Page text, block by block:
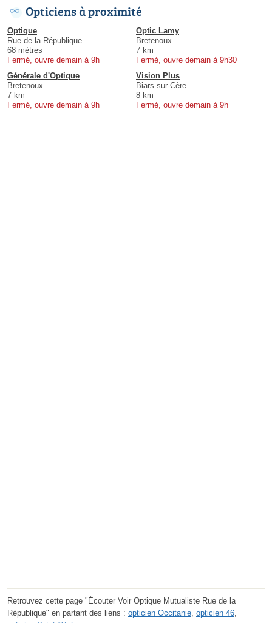
Opticiens à proximité
Optique
Rue de la République
68 mètres
Fermé, ouvre demain à 9h
Optic Lamy
Bretenoux
7 km
Fermé, ouvre demain à 9h30
Générale d'Optique
Bretenoux
7 km
Fermé, ouvre demain à 9h
Vision Plus
Biars-sur-Cère
8 km
Fermé, ouvre demain à 9h
Retrouvez cette page "Écouter Voir Optique Mutualiste Rue de la
République" en partant des liens : opticien Occitanie opticien 46